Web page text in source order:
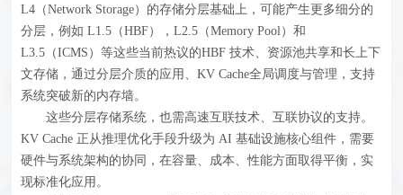
L4（Network Storage）的存储分层基础上，可能产生更多细分的
分层，例如 L1.5（HBF），L2.5（Memory Pool）和
L3.5（ICMS）等这些当前热议的HBF 技术、资源池共享和长上下
文存储，通过分层介质的应用、KV Cache全局调度与管理，支持
系统突破新的内存墙。
这些分层存储系统，也需高速互联技术、互联协议的支持。
KV Cache 正从推理优化手段升级为 AI 基础设施核心组件，需要
硬件与系统架构的协同，在容量、成本、性能方面取得平衡，实
现标准化应用。